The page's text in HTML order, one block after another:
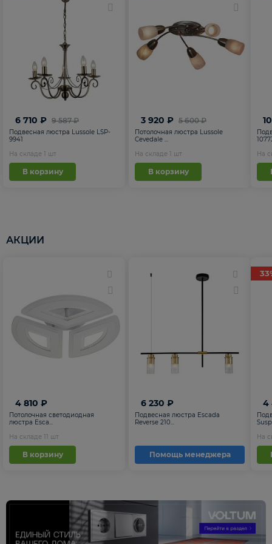
9 587 ₽
6 710 ₽
Подвесная люстра Lussole LSP-
9941
На складе 1 шт
В корзину
5 600 ₽
3 920 ₽
Потолочная люстра Lussole
Cevedale ...
На складе 1 шт
В корзину
На
АКЦИИ
4 810 ₽
Потолочная светодиодная
люстра Esca...
На складе 11 шт
В корзину
6 230 ₽
Подвесная люстра Escada
Reverse 210...
Помощь менеджера
4
На